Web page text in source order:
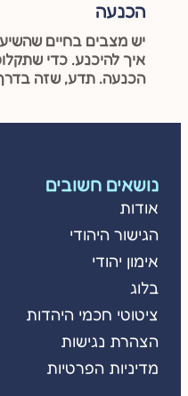
הכנעה
יש מצבים בחיים
איך להיכנע. כדי
הכנעה. תדע, שזה
נושאים חשובים
אודות
הגישור היהודי
אימון יהודי
בלוג
ציטוטי חכמי היהדות
הצהרת נגישות
מדיניות הפרטיות